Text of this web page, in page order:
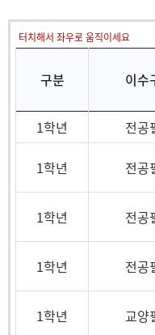
터치해서 좌우로 움직이세요
구분 이수
1학년 전공
1학년 전공
1학년 전공
1학년 전공
1학년 교양